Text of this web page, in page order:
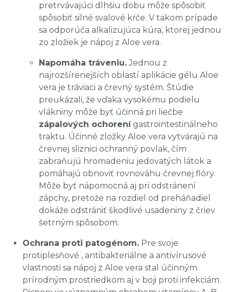
pretrvávajúci dlhšiu dobu môže spôsobiť
spôsobiť silné svalové kŕče. V takom prípade
sa odporúča alkalizujúca kúra, ktorej jednou
zo zložiek je nápoj z Aloe vera.
Napomáha tráveniu.Jednou z
najrozšírenejších oblastí aplikácie gélu Aloe
vera je tráviaci a črevný systém. Štúdie
preukázali, že vďaka vysokému podielu
vlákniny môže byť účinná pri liečbe
zápalových ochorenígastrointestinálneho
traktu. Účinné zložky Aloe vera vytvárajú na
črevnej sliznici ochranný povlak, čím
zabraňujú hromadeniu jedovatých látok a
pomáhajú obnoviť rovnováhu črevnej flóry.
Môže byť nápomocná aj pri odstránení
zápchy, pretože na rozdiel od preháňadiel
dokáže odstrániť škodlivé usadeniny z čriev
šetrným spôsobom.
Ochrana proti patogénom. Pre svoje
protiplesňové , antibakteriálne a antivírusové
vlastnosti sa nápoj z Aloe vera stal účinným
prírodným prostriedkom aj v boji proti infekciám.